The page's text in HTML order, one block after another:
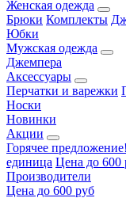
Женская одежда
Брюки Комплекты
Юбки
Мужская одежда
Джемпера
Аксессуары
Перчатки и варежки
Носки
Новинки
Акции
Горячее предложение!
единица Цена до 600
Производители
Цена до 600 руб